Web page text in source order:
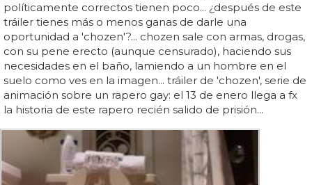
políticamente correctos tienen poco... ¿después de este
tráiler tienes más o menos ganas de darle una
oportunidad a 'chozen'?... chozen sale con armas, drogas,
con su pene erecto (aunque censurado), haciendo sus
necesidades en el baño, lamiendo a un hombre en el
suelo como ves en la imagen... tráiler de 'chozen', serie de
animación sobre un rapero gay: el 13 de enero llega a fx
la historia de este rapero recién salido de prisión...